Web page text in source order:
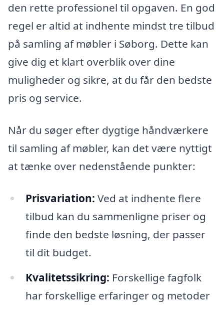
den rette professionel til opgaven. En god
regel er altid at indhente mindst tre tilbud
på samling af møbler i Søborg. Dette kan
give dig et klart overblik over dine
muligheder og sikre, at du får den bedste
pris og service.
Når du søger efter dygtige håndværkere
til samling af møbler, kan det være nyttigt
at tænke over nedenstående punkter:
Prisvariation: Ved at indhente flere
tilbud kan du sammenligne priser og
finde den bedste løsning, der passer
til dit budget.
Kvalitetssikring: Forskellige fagfolk
har forskellige erfaringer og metoder